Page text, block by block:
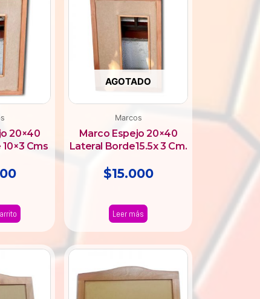
20×40
Cms
AGOTADO
Marcos
Marco Espejo 20×40
Lateral Borde15.5x 3 Cm.
$15.000
Leer más